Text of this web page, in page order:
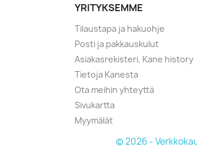
YRITYKSEMME
Tilaustapa ja hakuohje
Posti ja pakkauskulut
Asiakasrekisteri, Kane history
Tietoja Kanesta
Ota meihin yhteyttä
Sivukartta
Myymälät
© 2026 -